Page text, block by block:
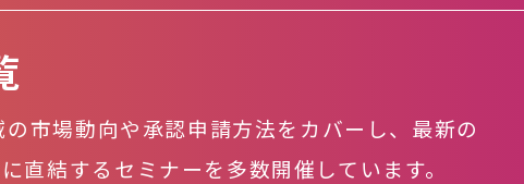
市場動向や承認申請方法をカバーし、最新の
結するセミナーを多数開催しています。